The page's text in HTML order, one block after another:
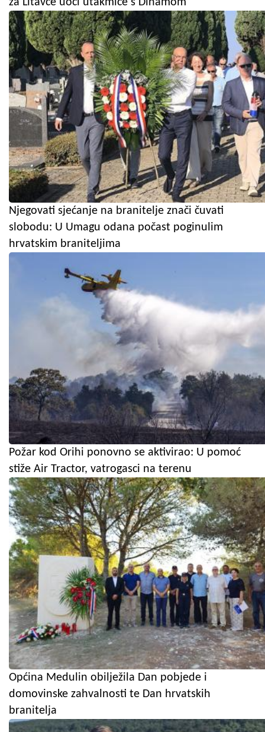
Njegovati sjećanje na branitelje znači čuvati
slobodu: U Umagu odana počast poginulim
hrvatskim braniteljima
Požar kod Orihi ponovno se aktivirao: U pomoć
stiže Air Tractor, vatrogasci na terenu
Općina Medulin obilježila Dan pobjede i
domovinske zahvalnosti te Dan hrvatskih
branitelja